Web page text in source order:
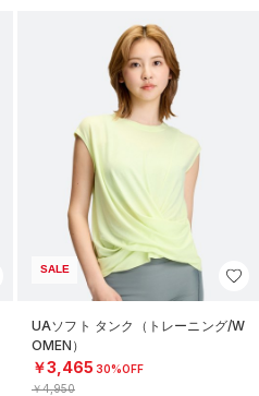
SALE
UAソフト タンク（トレーニング/W
OMEN）
￥3,465 30%OFF
￥4,950